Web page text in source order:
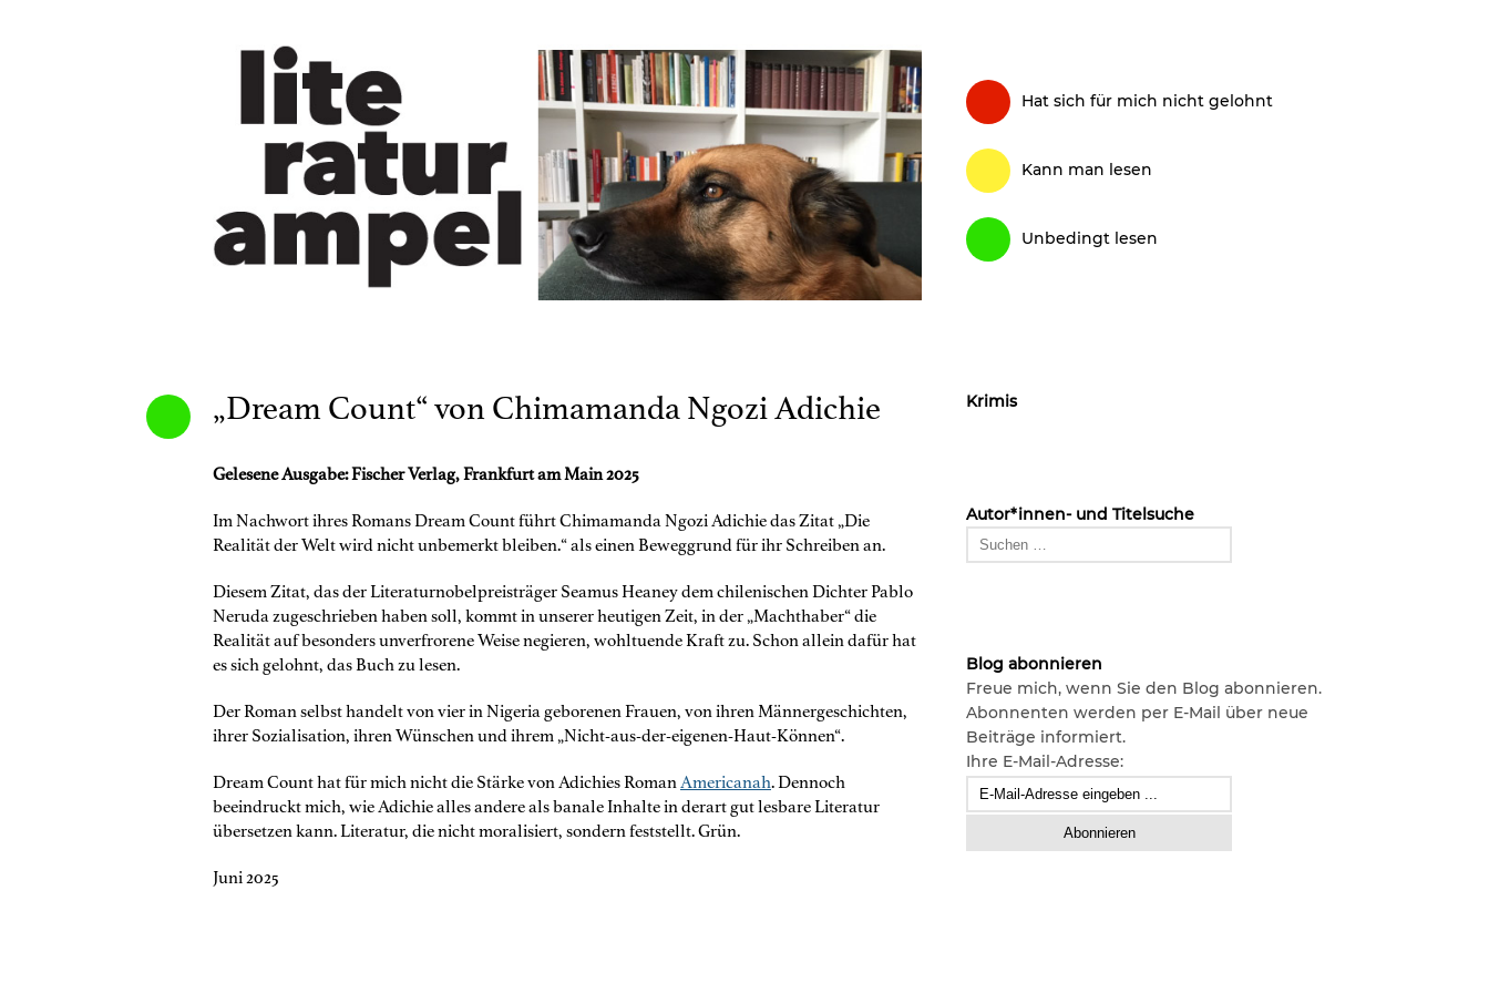
„Dream Count“ von Chimamanda Ngozi Adichie
Gelesene Ausgabe: Fischer Verlag, Frankfurt am Main 2025
Im Nachwort ihres Romans Dream Count führt Chimamanda Ngozi Adichie das Zitat „Die
Realität der Welt wird nicht unbemerkt bleiben.“ als einen Beweggrund für ihr Schreiben an.
Diesem Zitat, das der Literaturnobelpreisträger Seamus Heaney dem chilenischen Dichter Pablo
Neruda zugeschrieben haben soll, kommt in unserer heutigen Zeit, in der „Machthaber“ die
Realität auf besonders unverfrorene Weise negieren, wohltuende Kraft zu. Schon allein dafür hat
es sich gelohnt, das Buch zu lesen.
Der Roman selbst handelt von vier in Nigeria geborenen Frauen, von ihren Männergeschichten,
ihrer Sozialisation, ihren Wünschen und ihrem „Nicht-aus-der-eigenen-Haut-Können“.
Dream Count hat für mich nicht die Stärke von Adichies RomanAmericanah. Dennoch
beeindruckt mich, wie Adichie alles andere als banale Inhalte in derart gut lesbare Literatur
übersetzen kann. Literatur, die nicht moralisiert, sondern feststellt. Grün.
Juni 2025
Hat sich für mich nicht gelohnt
Kann man lesen
Unbedingt lesen
Krimis
Autor*innen- und Titelsuche
Blog abonnieren
Freue mich, wenn Sie den Blog abonnieren.
Abonnenten werden per E-Mail über neue
Beiträge informiert.
Ihre E-Mail-Adresse: